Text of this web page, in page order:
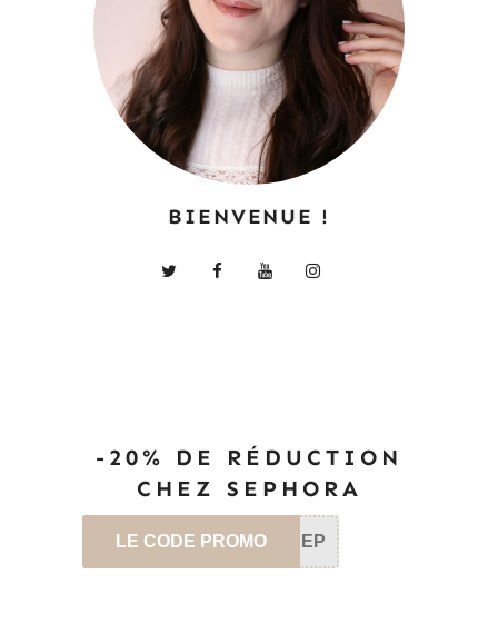
BIENVENUE !
-20% DE RÉDUCTION
CHEZ SEPHORA
LE CODE PROMO SEP